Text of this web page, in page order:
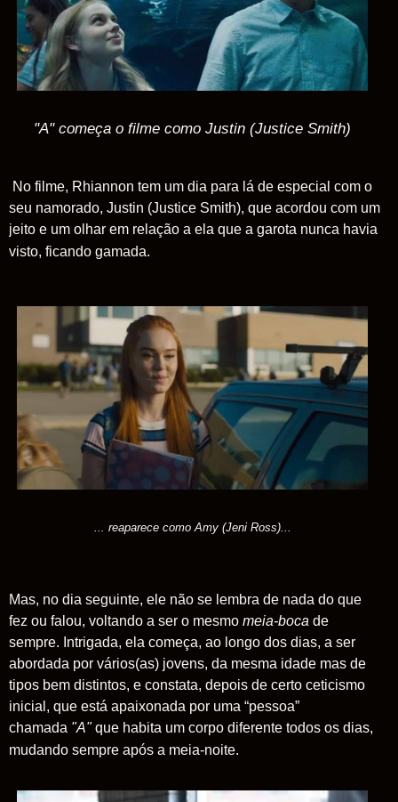
"A" começa o filme como Justin (Justice Smith)
No filme, Rhiannon tem um dia para lá de especial com o
seu namorado, Justin (Justice Smith), que acordou com um
jeito e um olhar em relação a ela que a garota nunca havia
visto, ficando gamada.
... reaparece como Amy (Jeni Ross)...
Mas, no dia seguinte, ele não se lembra de nada do que
fez ou falou, voltando a ser o mesmo meia-boca de
sempre. Intrigada, ela começa, ao longo dos dias, a ser
abordada por vários(as) jovens, da mesma idade mas de
tipos bem distintos, e constata, depois de certo ceticismo
inicial, que está apaixonada por uma “pessoa”
chamada "A" que habita um corpo diferente todos os dias,
mudando sempre após a meia-noite.